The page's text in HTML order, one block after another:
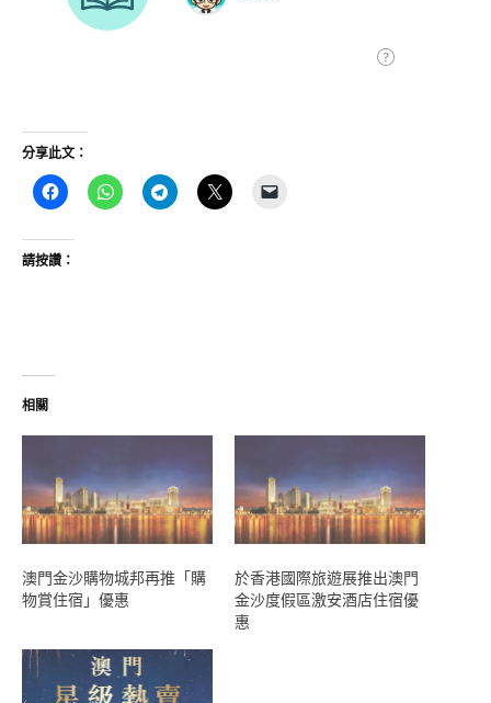
分享此文：
請按讚：
相關
澳門金沙購物城邦再推「購
物賞住宿」優惠
於香港國際旅遊展推出澳門
金沙度假區激安酒店住宿優
惠